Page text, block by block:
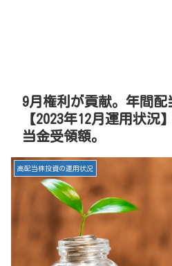
9月権利が貢献。年間配
【2023年12月運用状況
当金受領額。
高配当株投資の運用状況